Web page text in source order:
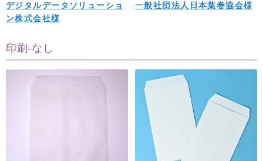
デジタルデータソリューショ
ン株式会社様
一般社団法人日本葉巻協会様
印刷-なし